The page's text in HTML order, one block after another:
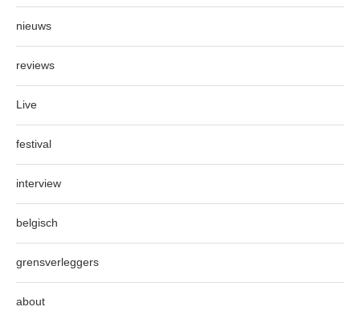
nieuws
reviews
Live
festival
interview
belgisch
grensverleggers
about